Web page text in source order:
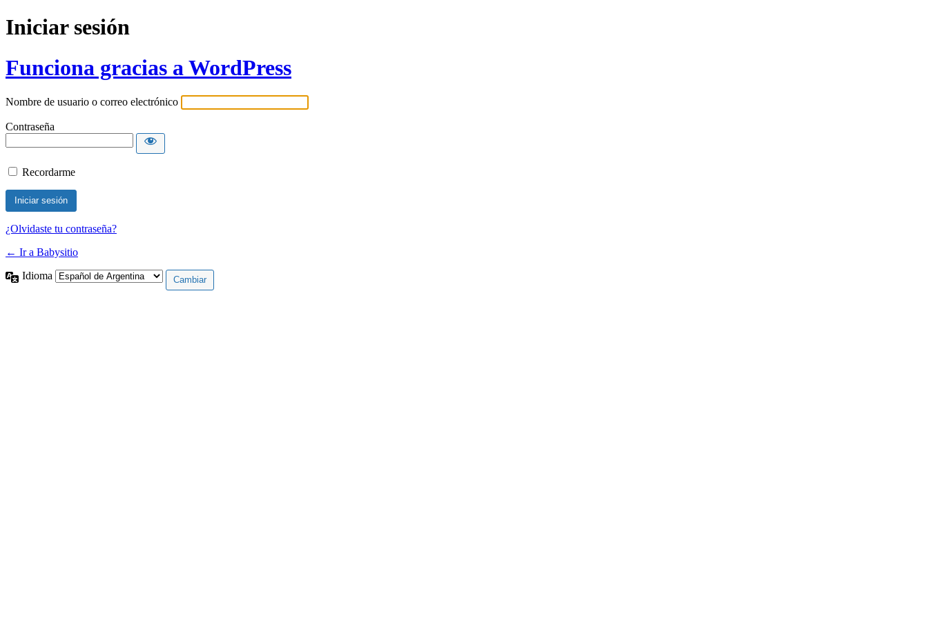
Iniciar sesión
Funciona gracias a WordPress
Nombre de usuario o correo electrónico
Contraseña
Recordarme
¿Olvidaste tu contraseña?
← Ir a Babysitio
Idioma